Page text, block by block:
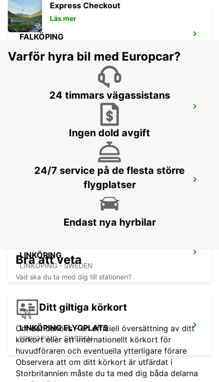
FALKÖPING
LINKÖPING
LINKOPING - SWEDEN
LINKÖPING FLYGPLATS
LINKOPING - SWEDEN
Express Checkout
Läs mer
Varför hyra bil med Europcar?
24 timmars vägassistans
Ingen dold avgift
24/7 service på de flesta större
flygplatser
Endast nya hyrbilar
Bra att veta
Vad ska du ta med dig till stationen?
Ditt giltiga körkort
Om det behövs - en officiell översättning av ditt
körkort eller ett internationellt körkort för
huvudföraren och eventuella ytterligare förare
Observera att om ditt körkort är utfärdat i
Storbritannien måste du ta med dig båda delarna